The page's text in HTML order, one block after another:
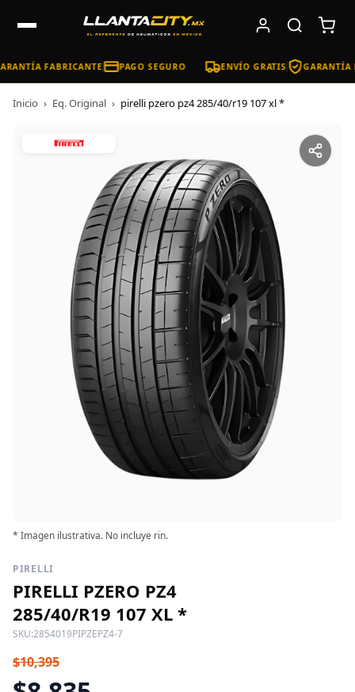
FABRICANTE PAGO SEGURO ENVÍO GRATIS GARANTÍA
Inicio › Eq. Original › pirelli pzero pz4 285/40/r19 107 xl *
* Imagen ilustrativa. No incluye rin.
PIRELLI
PIRELLI PZERO PZ4
285/40/R19 107 XL *
SKU:2854019PIPZEPZ4-7
$10,395